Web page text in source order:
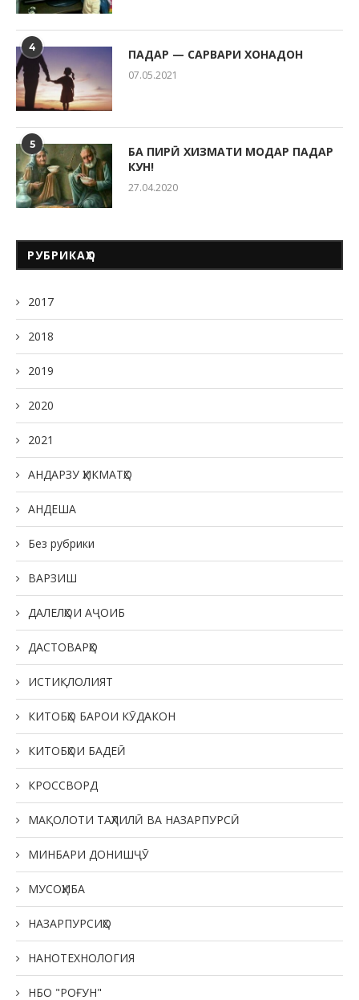
4 ПАДАР — САРВАРИ ХОНАДОН
07.05.2021
5
БА ПИРӢ ХИЗМАТИ МОДАР ПАДАР
КУН!
27.04.2020
РУБРИКАҲО
2017
2018
2019
2020
2021
АНДАРЗУ ҲИКМАТҲО
АНДЕША
Без рубрики
ВАРЗИШ
ДАЛЕЛҲОИ АҶОИБ
ДАСТОВАРҲО
ИСТИҚЛОЛИЯТ
КИТОБҲО БАРОИ КӮДАКОН
КИТОБҲОИ БАДЕӢ
КРОССВОРД
МАҚОЛОТИ ТАҲЛИЛӢ ВА НАЗАРПУРСӢ
МИНБАРИ ДОНИШҶӮ
МУСОҲИБА
НАЗАРПУРСИҲО
НАНОТЕХНОЛОГИЯ
НБО "РОҒУН"